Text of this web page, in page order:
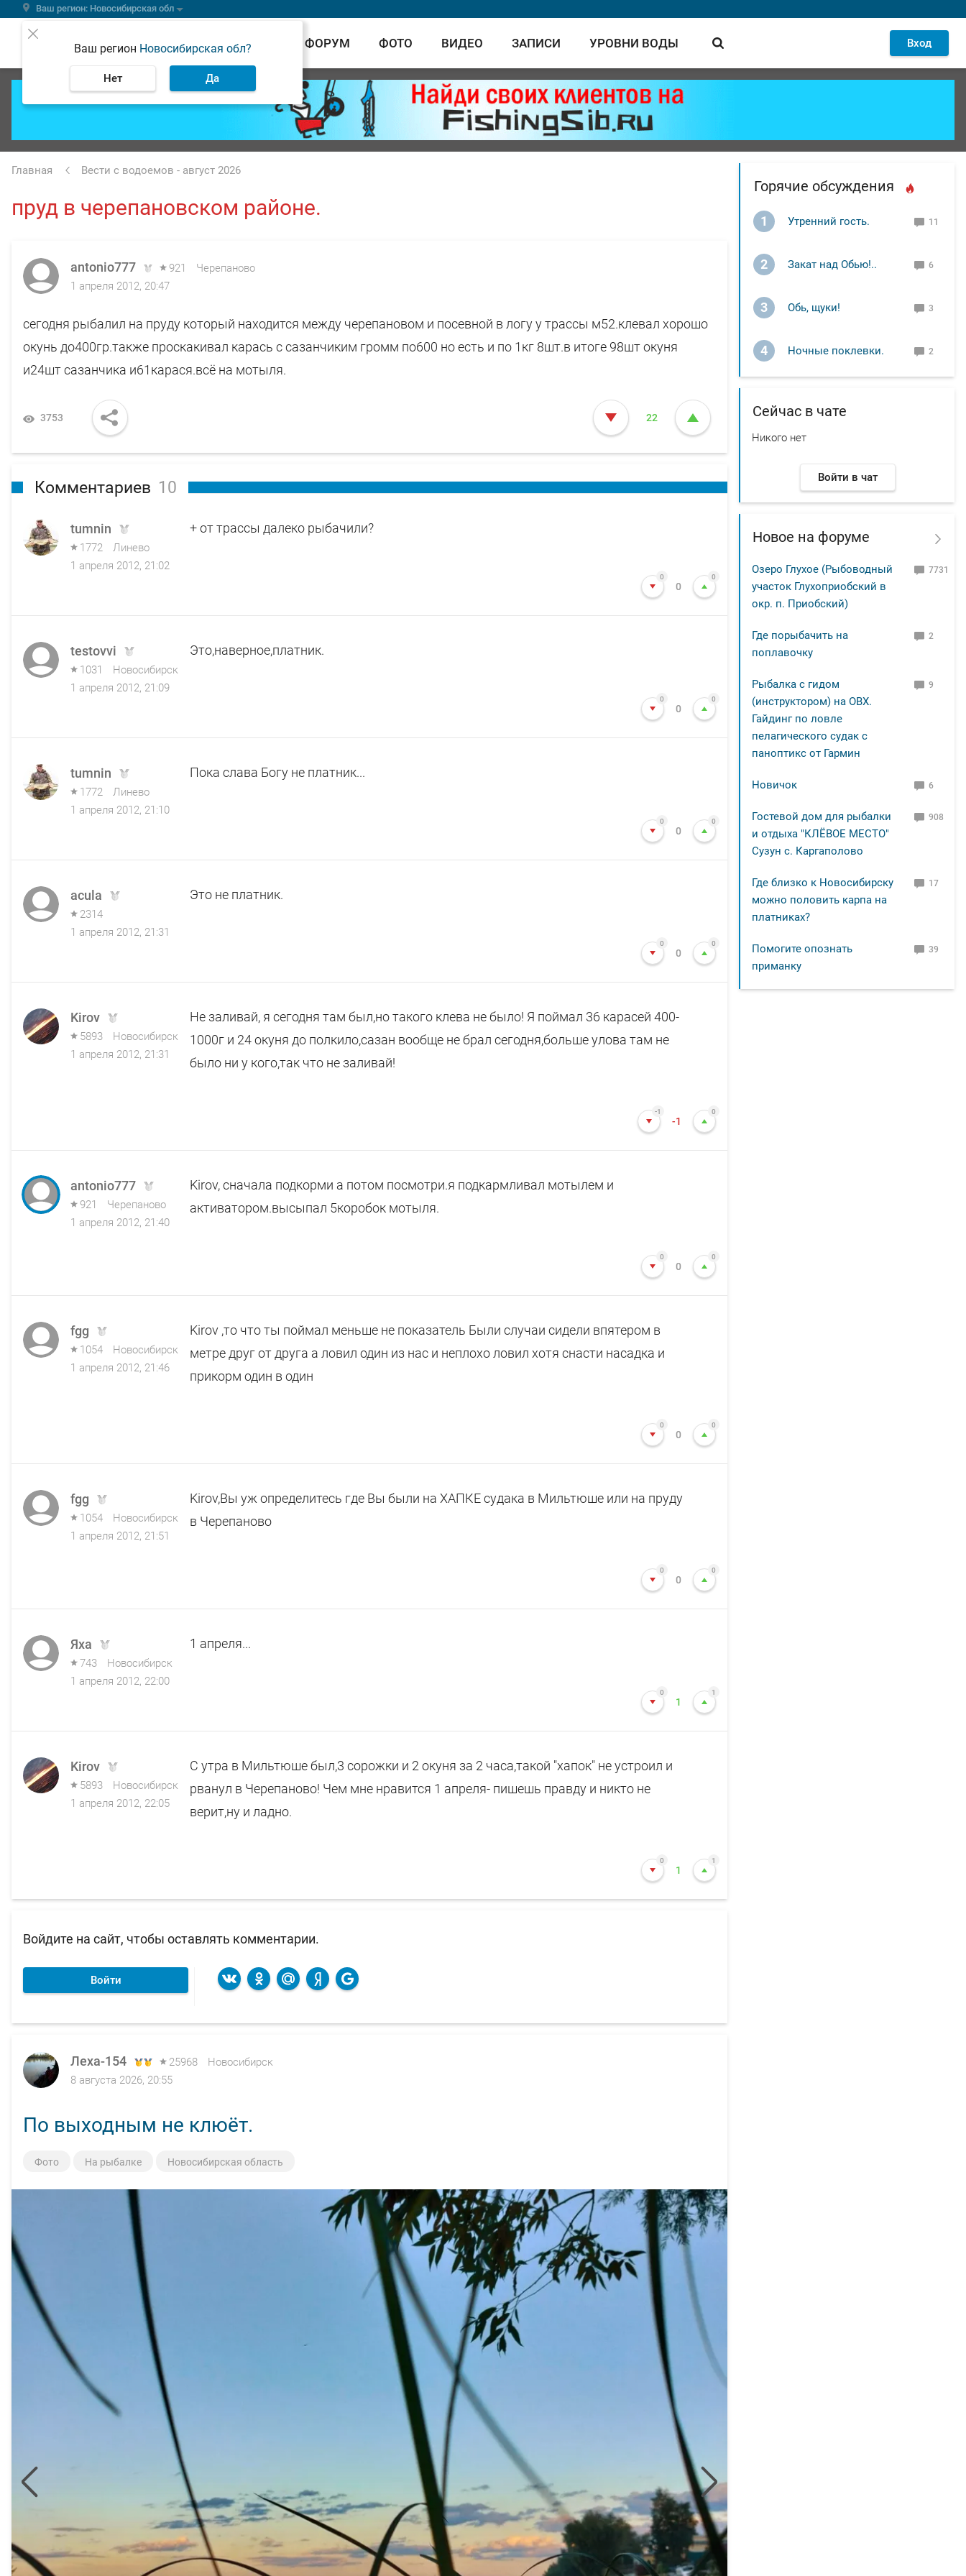
Ваш регион: Новосибирская обл
Ваш регион Новосибирская обл?
Нет Да
ВЕСТИ ФОРУМ ФОТО ВИДЕО ЗАПИСИ УРОВНИ ВОДЫ Вход
Главная Вести с водоемов - август 2026
пруд в черепановском районе.
antonio777 921
Черепаново
1 апреля 2012, 20:47
сегодня рыбалил на пруду который находится между черепановом и посевной в логу у трассы м52.клевал хорошо
окунь до400гр.также проскакивал карась с сазанчиким громм по600 но есть и по 1кг 8шт.в итоге 98шт окуня
и24шт сазанчика и61карася.всё на мотыля.
3753 22
Комментариев 10
tumnin
1772
Линево
1 апреля 2012, 21:02
+ от трассы далеко рыбачили?
0
0
0
testovvi
1031
Новосибирск
1 апреля 2012, 21:09
Это,наверное,платник.
0
0
0
tumnin
1772
Линево
1 апреля 2012, 21:10
Пока слава Богу не платник...
0
0
0
acula
2314
1 апреля 2012, 21:31
Это не платник.
0
0
0
Kirov
5893
Новосибирск
1 апреля 2012, 21:31
Не заливай, я сегодня там был,но такого клева не было! Я поймал 36 карасей 400-
1000г и 24 окуня до полкило,сазан вообще не брал сегодня,больше улова там не
было ни у кого,так что не заливай!
-1
-1
0
antonio777
921
Черепаново
1 апреля 2012, 21:40
Kirov, сначала подкорми а потом посмотри.я подкармливал мотылем и
активатором.высыпал 5коробок мотыля.
0
0
0
fgg
1054
Новосибирск
1 апреля 2012, 21:46
Kirov ,то что ты поймал меньше не показатель Были случаи сидели впятером в
метре друг от друга а ловил один из нас и неплохо ловил хотя снасти насадка и
прикорм один в один
0
0
0
fgg
1054
Новосибирск
1 апреля 2012, 21:51
Kirov,Вы уж определитесь где Вы были на ХАПКЕ судака в Мильтюше или на пруду
в Черепаново
0
0
0
Яха
743
Новосибирск
1 апреля 2012, 22:00
1 апреля...
0
1
1
Kirov
5893
Новосибирск
1 апреля 2012, 22:05
С утра в Мильтюше был,3 сорожки и 2 окуня за 2 часа,такой "хапок" не устроил и
рванул в Черепаново! Чем мне нравится 1 апреля- пишешь правду и никто не
верит,ну и ладно.
0
1
1
Войдите на сайт, чтобы оставлять комментарии.
Войти
Леха-154 25968
Новосибирск
8 августа 2026, 20:55
По выходным не клюёт.
Фото На рыбалке Новосибирская область
Леха-154 25968
Новосибирск
7 августа 2026, 12:45
Обед - судак классический.
Фото Кулинария Новосибирская область
Горячие обсуждения
1 Утренний гость. 11
2 Закат над Обью!.. 6
3 Обь, щуки! 3
4 Ночные поклевки. 2
Сейчас в чате
Никого нет
Войти в чат
Новое на форуме
Озеро Глухое (Рыбоводный
участок Глухоприобский в
окр. п. Приобский)
7731
Где порыбачить на
поплавочку
2
Рыбалка с гидом
(инструктором) на ОВХ.
Гайдинг по ловле
пелагического судак с
паноптикс от Гармин
9
Новичок 6
Гостевой дом для рыбалки
и отдыха "КЛЁВОЕ МЕСТО"
Сузун с. Каргаполово
908
Где близко к Новосибирску
можно половить карпа на
платниках?
17
Помогите опознать
приманку
39